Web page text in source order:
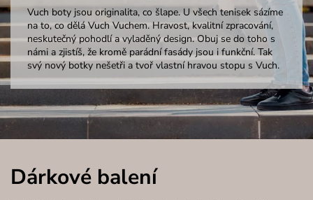
Vuch boty jsou originalita, co šlape. U všech tenisek sázíme
na to, co dělá Vuch Vuchem. Hravost, kvalitní zpracování,
neskutečný pohodlí a vyladěný design. Obuj se do toho s
námi a zjistíš, že kromě parádní fasády jsou i funkční. Tak
svý nový botky nešetři a tvoř vlastní hravou stopu s Vuch.
Dárkové balení